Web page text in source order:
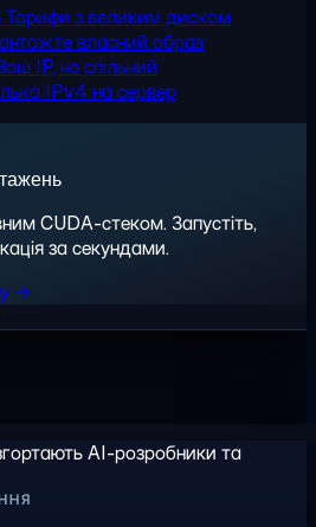
Тарифи з великим диском
власний образ
IP, не спільний
IPv4 на сервер
CUDA-стеком. Запустіть,
за секундами.
→
AI-розробники та